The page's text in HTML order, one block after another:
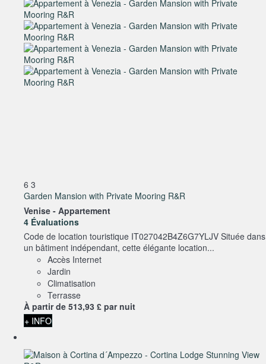
6 3
Garden Mansion with Private Mooring R&R
Venise - Appartement
4 Évaluations
Code de location touristique IT027042B4Z6G7YLJV Située dans
un bâtiment indépendant, cette élégante location...
Accès Internet
Jardin
Climatisation
Terrasse
À partir de 513,93 £ par nuit
+ INFO